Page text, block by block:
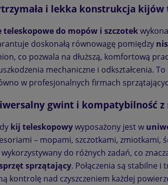
i lekka konstrukcja kijów
teleskopowe do mopów i szczotek
doskonałą równowagę pomiędzy
co pozwala na dłuższą, komfortową
mechaniczne i odkształcenia.
w profesjonalnych firmach
gwint i kompatybilność
kij teleskopowywyposażony jest w
– mopami, szczotkami, zmiotkami,
wykorzystywany do różnych zadań, co
sprzątający. Połączenia są stabilne
kontrolę nad czyszczeniem każdej